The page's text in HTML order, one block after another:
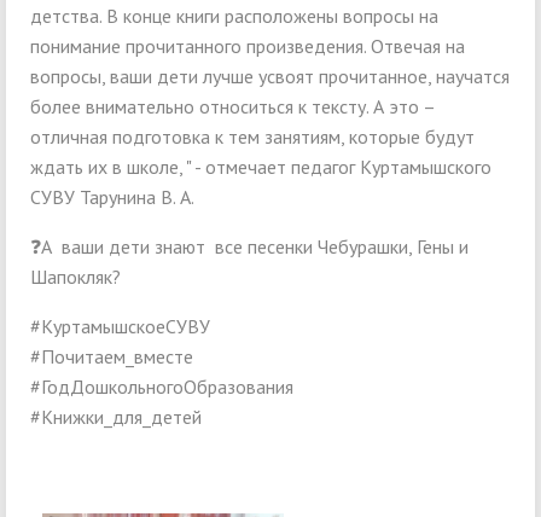
детства. В конце книги расположены вопросы на
понимание прочитанного произведения. Отвечая на
вопросы, ваши дети лучше усвоят прочитанное, научатся
более внимательно относиться к тексту. А это –
отличная подготовка к тем занятиям, которые будут
ждать их в школе, " - отмечает педагог Куртамышского
СУВУ Тарунина В. А.
❓А ваши дети знают все песенки Чебурашки, Гены и
Шапокляк?
#КуртамышскоеСУВУ
#Почитаем_вместе
#ГодДошкольногоОбразования
#Книжки_для_детей